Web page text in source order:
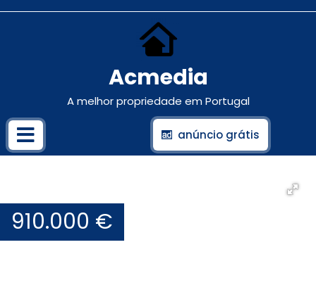
Acmedia
A melhor propriedade em Portugal
anúncio grátis
910.000 €